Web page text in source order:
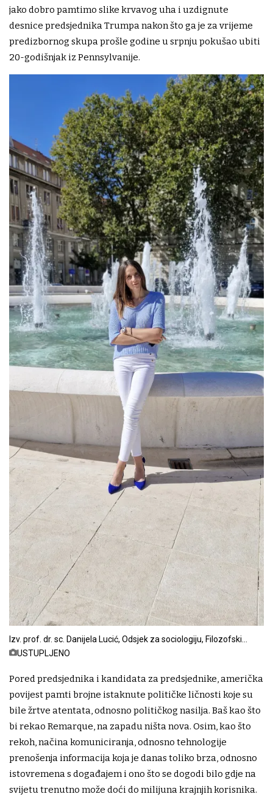
jako dobro pamtimo slike krvavog uha i uzdignute
desnice predsjednika Trumpa nakon što ga je za vrijeme
predizbornog skupa prošle godine u srpnju pokušao ubiti
20-godišnjak iz Pennsylvanije.
Izv. prof. dr. sc. Danijela Lucić, Odsjek za sociologiju, Filozofski
fakultet Zagreb
USTUPLJENO
Pored predsjednika i kandidata za predsjednike, američka
povijest pamti brojne istaknute političke ličnosti koje su
bile žrtve atentata, odnosno političkog nasilja. Baš kao što
bi rekao Remarque, na zapadu ništa nova. Osim, kao što
rekoh, načina komuniciranja, odnosno tehnologije
prenošenja informacija koja je danas toliko brza, odnosno
istovremena s događajem i ono što se dogodi bilo gdje na
svijetu trenutno može doći do milijuna krajnjih korisnika.